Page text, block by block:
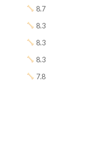
8.7
8.3
8.3
8.3
7.8